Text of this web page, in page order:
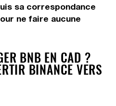
sa correspondance
ne faire aucune
BNB EN CAD ?
BINANCE VERS